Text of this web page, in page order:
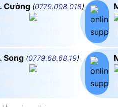
Cường (0779.008.018)
Song (0779.68.68.19)